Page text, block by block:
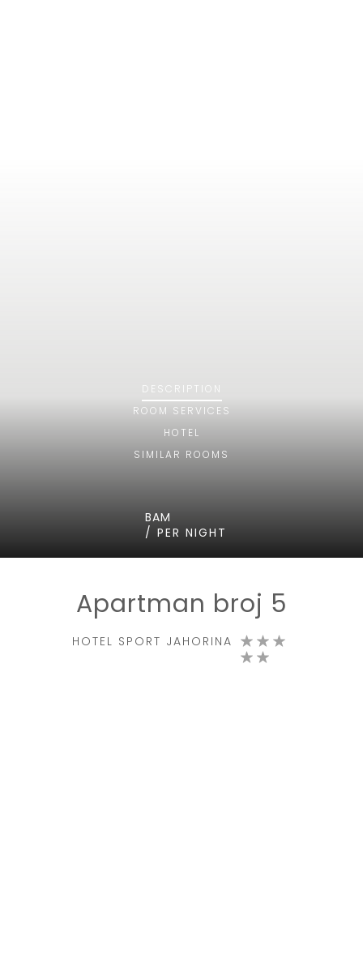
DESCRIPTION
ROOM SERVICES
HOTEL
SIMILAR ROOMS
BAM
/ PER NIGHT
Apartman broj 5
HOTEL SPORT JAHORINA